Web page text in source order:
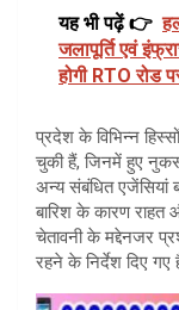
यह भी पढ़ें 👉
जलापूर्ति एवं
होगी RTO रोड
प्रदेश के विभिन्न
चुकी हैं, जिनमें हुए
अन्य संबंधित एजेंसियां
बारिश के कारण राहत
चेतावनी के मद्देनजर
रहने के निर्देश दिए गए